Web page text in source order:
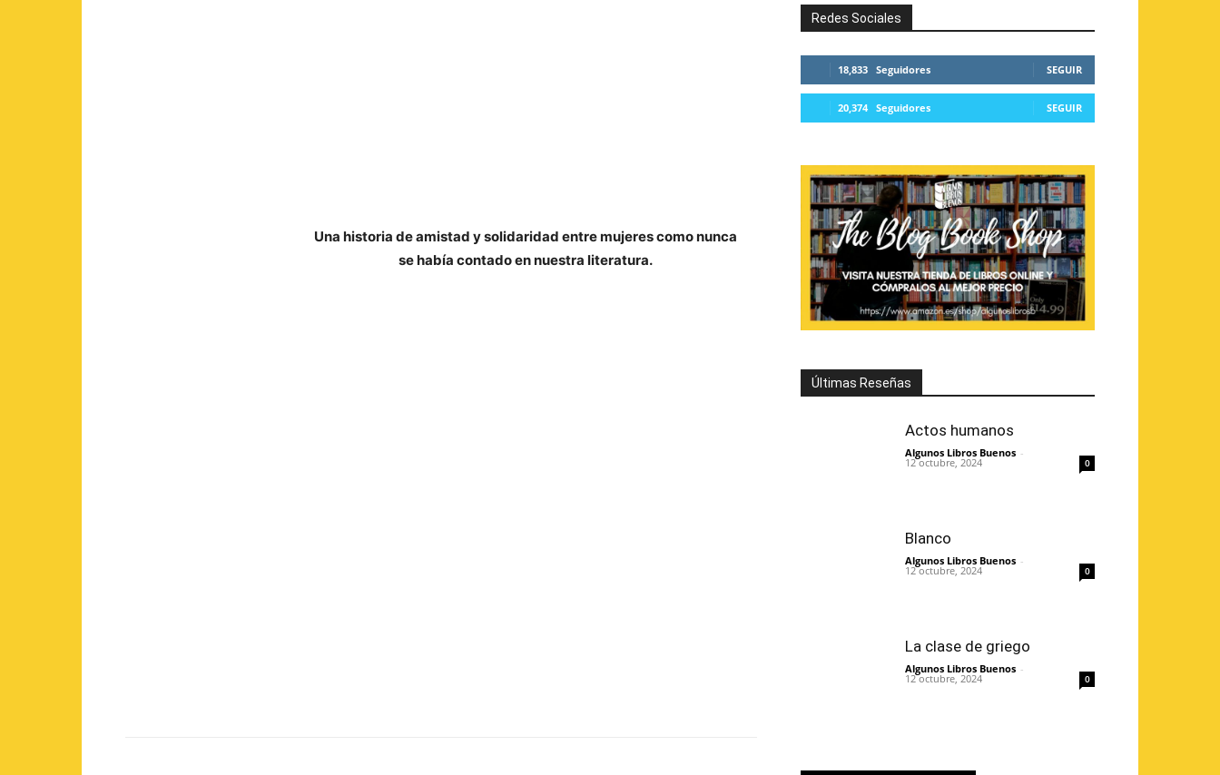
Una historia de amistad y solidaridad entre mujeres como nunca
se había contado en nuestra literatura.
Redes Sociales
18,833 Seguidores SEGUIR
20,374 Seguidores SEGUIR
Últimas Reseñas
Actos humanos
Algunos Libros Buenos -
12 octubre, 2024 0
Blanco
Algunos Libros Buenos -
12 octubre, 2024 0
La clase de griego
Algunos Libros Buenos -
12 octubre, 2024 0